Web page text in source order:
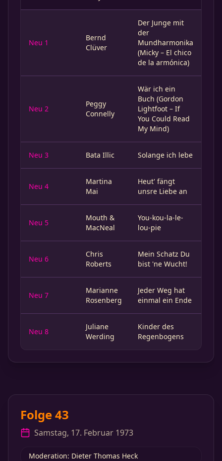
Neu 1
Bernd
Clüver
Der Junge mit
der
Mundharmonika
(Micky – El chico
de la armónica)
Neu 2
Peggy
Connelly
Wär ich ein
Buch (Gordon
Lightfoot – If
You Could Read
My Mind)
Neu 3 Bata Illic Solange ich lebe
Neu 4
Martina
Mai
Heut' fängt
unsre Liebe an
Neu 5
Mouth &
MacNeal
You-kou-la-le-
lou-pie
Neu 6
Chris
Roberts
Mein Schatz Du
bist 'ne Wucht!
Neu 7
Marianne
Rosenberg
Jeder Weg hat
einmal ein Ende
Neu 8
Juliane
Werding
Kinder des
Regenbogens
Folge 43
Samstag, 17. Februar 1973
Moderation: Dieter Thomas Heck